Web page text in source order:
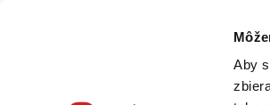
Aby
Poukážky